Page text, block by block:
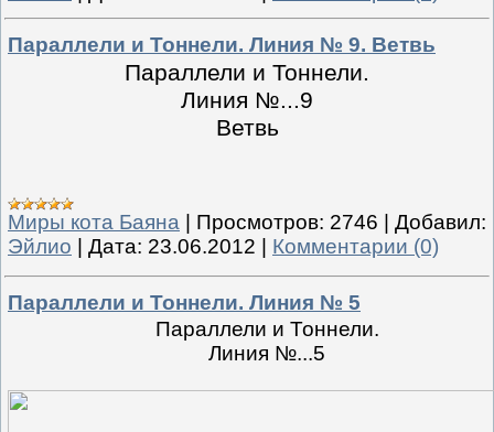
Параллели и Тоннели. Линия № 9. Ветвь
Параллели и Тоннели.
Линия №...9
Ветвь
Миры кота Баяна Просмотров: 2746
Добавил:
Эйлио
Дата: 23.06.2012 Комментарии (0)
Параллели и Тоннели. Линия № 5
Параллели и Тоннели.
Линия №...5